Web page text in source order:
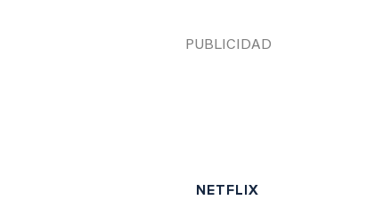
NETFLIX